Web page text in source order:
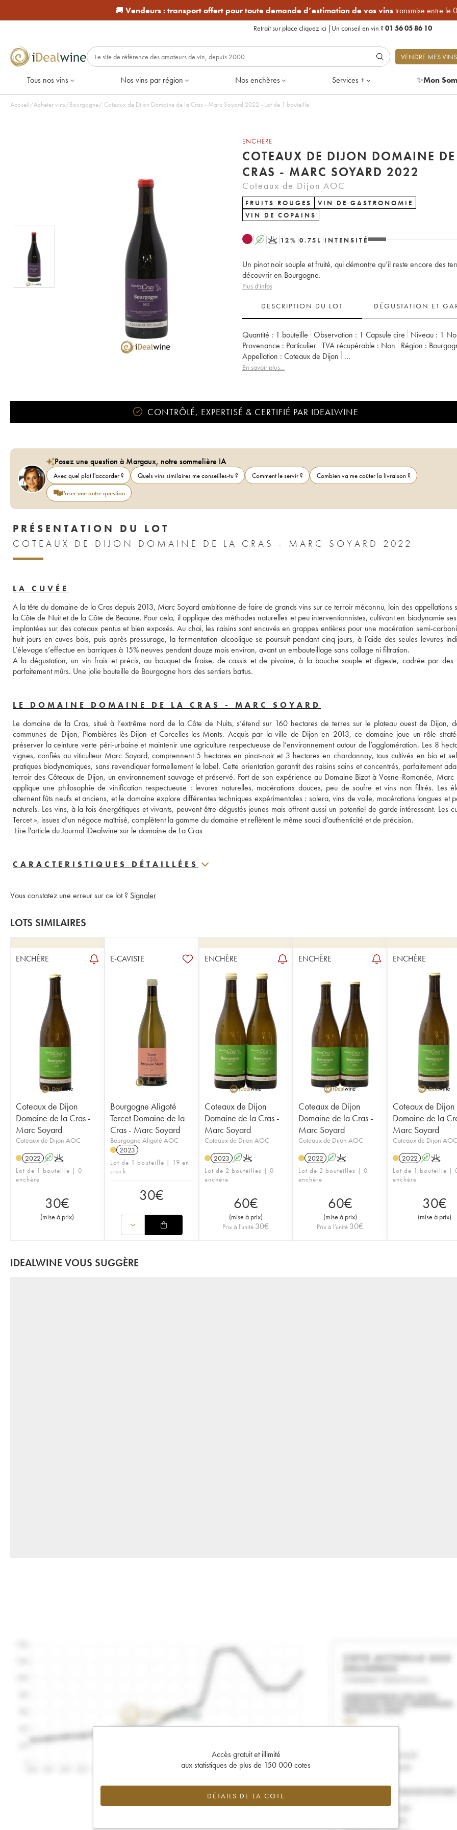
🚚 Vendeurs :transport offert pour toute demande d’estimation de vos vinstransmise entre le
Retrait sur place cliquez ici | Un conseil en vin ?01 56 05 86 10
VENDRE MES VINS
Tous nos vins Nos vins par région Nos enchères Services + ✨Mon
Accueil/Acheter vins/Bourgogne/ Coteaux de Dijon Domaine de la Cras - Marc Soyard 2022 - Lot de 1 bouteille
ENCHÈRE
COTEAUX DE DIJON DOMAINE
CRAS - MARC SOYARD 2022
Coteaux de Dijon AOC
FRUITS ROUGES
VIN DE GASTRONOMIE
VIN DE COPAINS
A K 12% 0.75 L INTENSITÉ
Un pinot noir souple et fruité, qui démontre qu’il reste encore des
découvrir en Bourgogne.
Plus d'infos
DESCRIPTION DU LOT DÉGUSTATION ET
Quantité : 1 bouteille Observation : 1 Capsule cire Niveau : 1
Provenance : particulier TVA récupérable : non Région :
Appellation :
Coteaux de Dijon
Propriétaire :
En savoir plus...
CONTRÔLÉ, EXPERTISÉ & CERTIFIÉ PAR IDEALWINE
Posez une question à Margaux, notre sommelière IA
Avec quel plat l'accorder ? Quels vins similaires me conseilles-tu ? Comment le servir ?
Combien va me coûter la livraison ?
Poser une autre question
PRÉSENTATION DU LOT
COTEAUX DE DIJON DOMAINE DE LA CRAS - MARC SOYARD 2022
LA CUVÉE
A la tête du domaine de la Cras depuis 2013, Marc Soyard ambitionne de faire de grands vins sur ce terroir méconnu, loin des appellations
la Côte de Nuit et de la Côte de Beaune. Pour cela, il applique des méthodes naturelles et peu interventionnistes, cultivant en biodynamie
implantées sur des coteaux pentus et bien exposés. Au chai, les raisins sont encuvés en grappes entières pour une macération semi-
huit jours en cuves bois, puis après pressurage, la fermentation alcoolique se poursuit pendant cinq jours, à l’aide des seules levures
L’élevage s’effectue en barriques à 15% neuves pendant douze mois environ, avant un embouteillage sans collage ni filtration.
A la dégustation, un vin frais et précis, au bouquet de fraise, de cassis et de pivoine, à la bouche souple et digeste, cadrée par des
parfaitement mûrs. Une jolie bouteille de Bourgogne hors des sentiers battus.
LE DOMAINE DOMAINE DE LA CRAS - MARC SOYARD
Le domaine de la Cras, situé à l’extrême nord de la Côte de Nuits, s’étend sur 160 hectares de terres sur le plateau ouest de Dijon,
communes de Dijon, Plombières-lès-Dijon et Corcelles-les-Monts. Acquis par la ville de Dijon en 2013, ce domaine joue un rôle
préserver la ceinture verte péri-urbaine et maintenir une agriculture respectueuse de l’environnement autour de l’agglomération. Les 8
vignes, confiés au viticulteur Marc Soyard, comprennent 5 hectares en pinot-noir et 3 hectares en chardonnay, tous cultivés en bio et
pratiques biodynamiques, sans revendiquer formellement le label. Cette orientation garantit des raisins sains et concentrés, parfaitement
terroir des Côteaux de Dijon, un environnement sauvage et préservé. Fort de son expérience au Domaine Bizot à Vosne-Romanée, Marc
applique une philosophie de vinification respectueuse : levures naturelles, macérations douces, peu de soufre et vins non filtrés. Les
alternent fûts neufs et anciens, et le domaine explore différentes techniques expérimentales : solera, vins de voile, macérations longues et
naturels. Les vins, à la fois énergétiques et vivants, peuvent être dégustés jeunes mais offrent aussi un potentiel de garde intéressant. Les
Tercet », issues d’un négoce maîtrisé, complètent la gamme du domaine et reflètent le même souci d’authenticité et de précision.
Lire l'article du Journal iDealwine sur le domaine de La Cras
CARACTERISTIQUES DÉTAILLÉES
Vous constatez une erreur sur ce lot ? Signaler
LOTS SIMILAIRES
ENCHÈRE
Coteaux de Dijon
Domaine de la Cras -
Marc Soyard
Coteaux de Dijon AOC
2022 AK
Lot de 1 bouteille | 0
enchère
30€
(mise à prix)
E-CAVISTE
Bourgogne Aligoté
Tercet Domaine de la
Cras - Marc Soyard
Bourgogne Aligoté AOC
2023
Lot de 1 bouteille | 19 en
stock
30€
ENCHÈRE
Coteaux de Dijon
Domaine de la Cras -
Marc Soyard
Coteaux de Dijon AOC
2023 AK
Lot de 2 bouteilles | 0
enchère
60€
(mise à prix)
Prix à l'unité 30€
ENCHÈRE
Coteaux de Dijon
Domaine de la Cras -
Marc Soyard
Coteaux de Dijon AOC
2022 AK
Lot de 2 bouteilles | 0
enchère
60€
(mise à prix)
Prix à l'unité 30€
ENCHÈRE
Coteaux de Dijon
Domaine de la
Marc Soyard
Coteaux de Dijon
2022 AK
Lot de 1 bouteille |
enchère
30€
(mise à prix)
IDEALWINE VOUS SUGGÈRE
Accès gratuit et illimité
aux statistiques de plus de 150 000 cotes
DÉTAILS DE LA COTE